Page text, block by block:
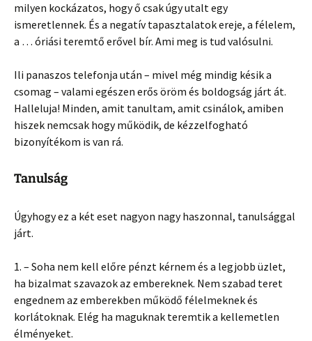
milyen kockázatos, hogy ő csak úgy utalt egy
ismeretlennek. És a negatív tapasztalatok ereje, a félelem,
a … óriási teremtő erővel bír. Ami meg is tud valósulni.
Ili panaszos telefonja után – mivel még mindig késik a
csomag – valami egészen erős öröm és boldogság járt át.
Halleluja! Minden, amit tanultam, amit csinálok, amiben
hiszek nemcsak hogy működik, de kézzelfogható
bizonyítékom is van rá.
Tanulság
Úgyhogy ez a két eset nagyon nagy haszonnal, tanulsággal
járt.
1. – Soha nem kell előre pénzt kérnem és a legjobb üzlet,
ha bizalmat szavazok az embereknek. Nem szabad teret
engednem az emberekben működő félelmeknek és
korlátoknak. Elég ha maguknak teremtik a kellemetlen
élményeket.